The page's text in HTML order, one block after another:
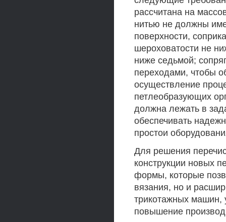
рассчитана на
нитью не должны
поверхности,
шероховатости не
ниже седьмой;
переходами, чтобы
осуществление
петлеобразующих
должна лежать в
обеспечивать
простои
Для решения
конструкции новых
формы, которые
вязания, но и
трикотажных машин,
повышение